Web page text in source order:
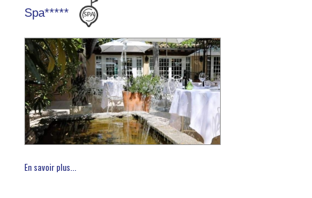
Spa*****
En savoir plus...